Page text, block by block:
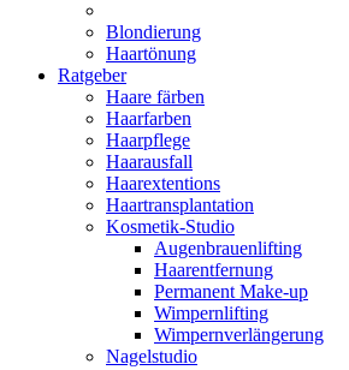
Blondierung
Haartönung
Ratgeber
Haare färben
Haarfarben
Haarpflege
Haarausfall
Haarextentions
Haartransplantation
Kosmetik-Studio
Augenbrauenlifting
Haarentfernung
Permanent Make-up
Wimpernlifting
Wimpernverlängerung
Nagelstudio